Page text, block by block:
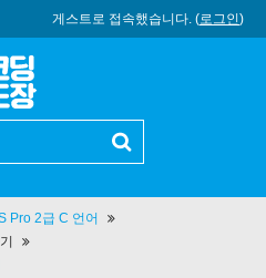
게스트로 접속했습니다. (로그인)
Pro 2급 C 언어